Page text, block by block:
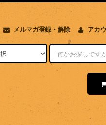
メルマガ登録・解除 アカ